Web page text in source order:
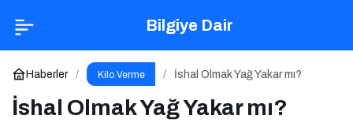
Bilgiye Dair
Haberler Kilo Verme İshal Olmak Yağ Yakar mı?
İshal Olmak Yağ Yakar mı?
İshal Olmak Yağ Yakar mı?